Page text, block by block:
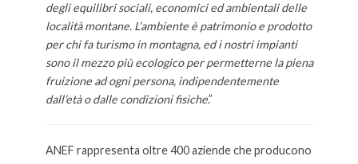
degli equilibri sociali, economici ed ambientali delle
località montane. L’ambiente è patrimonio e prodotto
per chi fa turismo in montagna, ed i nostri impianti
sono il mezzo più ecologico per permetterne la piena
fruizione ad ogni persona, indipendentemente
dall’età o dalle condizioni fisiche.”
ANEF rappresenta oltre 400 aziende che producono